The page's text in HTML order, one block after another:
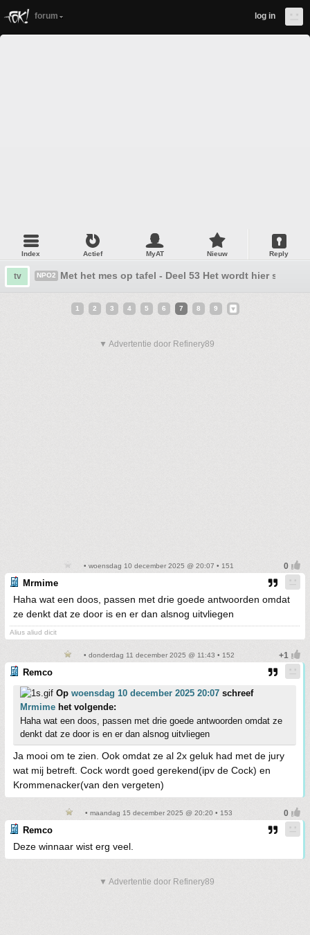
forum log in
Index Actief MyAT Nieuw Reply
tv NPO2 Met het mes op tafel - Deel 53 Het wordt hier stiller
1 2 3 4 5 6 7 8 9
▼ Advertentie door Refinery89
• woensdag 10 december 2025 @ 20:07 • 151
Mrmime
Haha wat een doos, passen met drie goede antwoorden omdat
ze denkt dat ze door is en er dan alsnog uitvliegen
Alius aliud dicit
• donderdag 11 december 2025 @ 11:43 • 152
Remco
Op woensdag 10 december 2025 20:07 schreef
Mrmime het volgende:
Haha wat een doos, passen met drie goede antwoorden omdat ze
denkt dat ze door is en er dan alsnog uitvliegen
Ja mooi om te zien. Ook omdat ze al 2x geluk had met de jury
wat mij betreft. Cock wordt goed gerekend(ipv de Cock) en
Krommenacker(van den vergeten)
• maandag 15 december 2025 @ 20:20 • 153
Remco
Deze winnaar wist erg veel.
▼ Advertentie door Refinery89